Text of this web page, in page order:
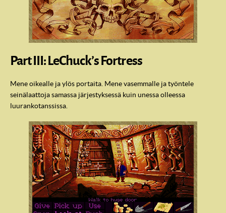
Part III: LeChuck’s Fortress
Mene oikealle ja ylös portaita. Mene vasemmalle ja työntele
seinälaattoja samassa järjestyksessä kuin unessa olleessa
luurankotanssissa.